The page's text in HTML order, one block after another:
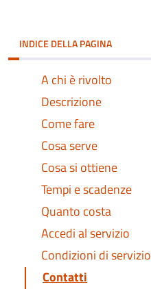
INDICE DELLA PAGINA
A chi è rivolto
Descrizione
Come fare
Cosa serve
Cosa si ottiene
Tempi e scadenze
Quanto costa
Accedi al servizio
Condizioni di servizio
Contatti